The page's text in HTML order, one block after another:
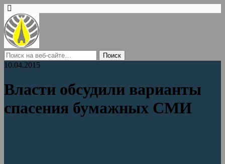
10.04.2015
Власти обсудили варианты
спасения бумажных СМИ